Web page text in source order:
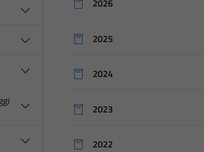
2026
2025
2024
2023
2022